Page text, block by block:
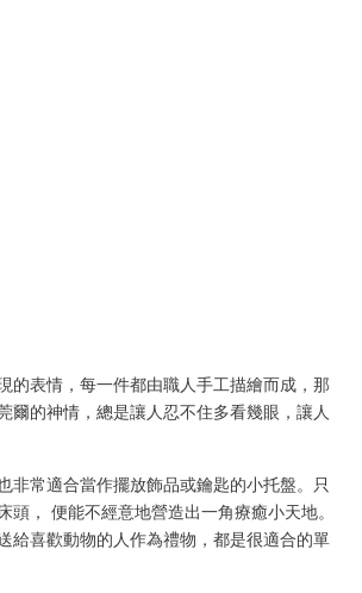
的表情，每一件都由職人手工描繪而成，那
爾的神情，總是讓人忍不住多看幾眼，讓人
非常適合當作擺放飾品或鑰匙的小托盤。只
頭， 便能不經意地營造出一角療癒小天地。
給喜歡動物的人作為禮物，都是很適合的單